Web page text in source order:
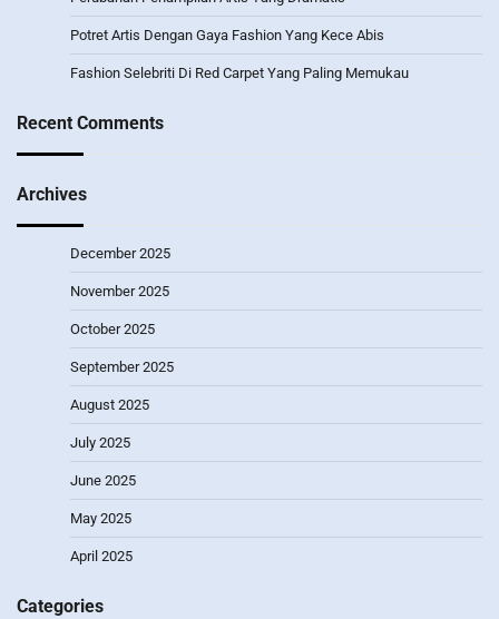
Potret Artis Dengan Gaya Fashion Yang Kece Abis
Fashion Selebriti Di Red Carpet Yang Paling Memukau
Recent Comments
Archives
December 2025
November 2025
October 2025
September 2025
August 2025
July 2025
June 2025
May 2025
April 2025
Categories